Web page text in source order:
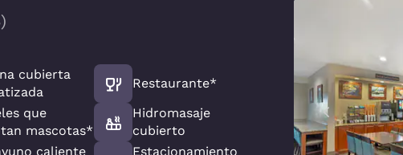
)
cubierta
que
mascotas*
caliente
Restaurante*
Hidromasaje
cubierto
Estacionamiento